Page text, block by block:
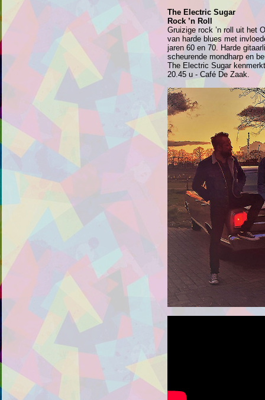
The Electric Sugar
Rock ’n Roll
Gruizige rock ’n roll uit het
van harde blues met
jaren 60 en 70. Harde
scheurende mondharp en
The Electric Sugar
20.45 u - Café De Zaak.